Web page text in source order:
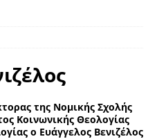
της Νομικής Σχολής
Κοινωνικής Θεολογίας
ο Ευάγγελος Βενιζέλος